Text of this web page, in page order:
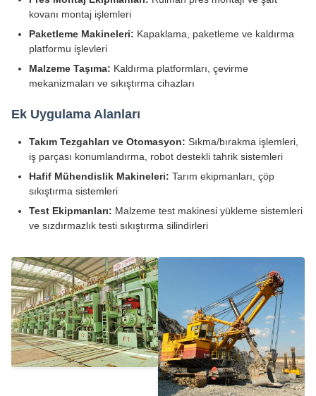
kovanı montaj işlemleri
Paketleme Makineleri: Kapaklama, paketleme ve kaldırma
platformu işlevleri
Malzeme Taşıma: Kaldırma platformları, çevirme
mekanizmaları ve sıkıştırma cihazları
Ek Uygulama Alanları
Takım Tezgahları ve Otomasyon: Sıkma/bırakma işlemleri,
iş parçası konumlandırma, robot destekli tahrik sistemleri
Hafif Mühendislik Makineleri: Tarım ekipmanları, çöp
sıkıştırma sistemleri
Test Ekipmanları: Malzeme test makinesi yükleme sistemleri
ve sızdırmazlık testi sıkıştırma silindirleri